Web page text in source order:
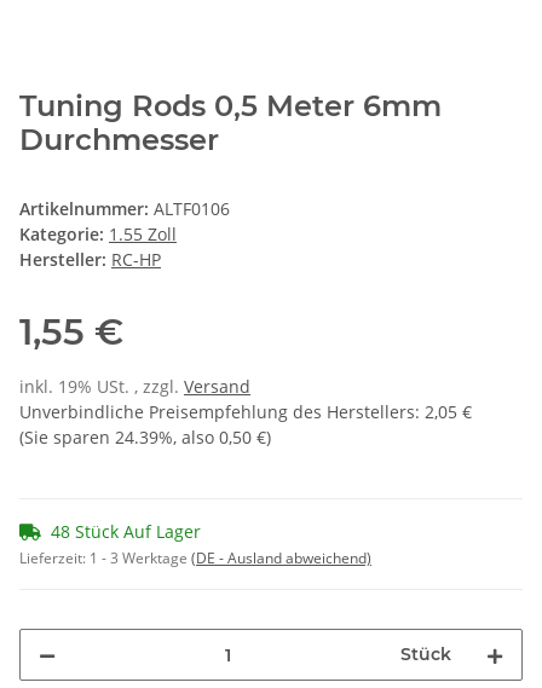
Tuning Rods 0,5 Meter 6mm
Durchmesser
Artikelnummer: ALTF0106
Kategorie: 1.55 Zoll
Hersteller: RC-HP
1,55 €
inkl. 19% USt. , zzgl. Versand
Unverbindliche Preisempfehlung des Herstellers: 2,05 €
(Sie sparen 24.39%, also 0,50 €)
48 Stück Auf Lager
Lieferzeit: 1 - 3 Werktage (DE - Ausland abweichend)
Stück